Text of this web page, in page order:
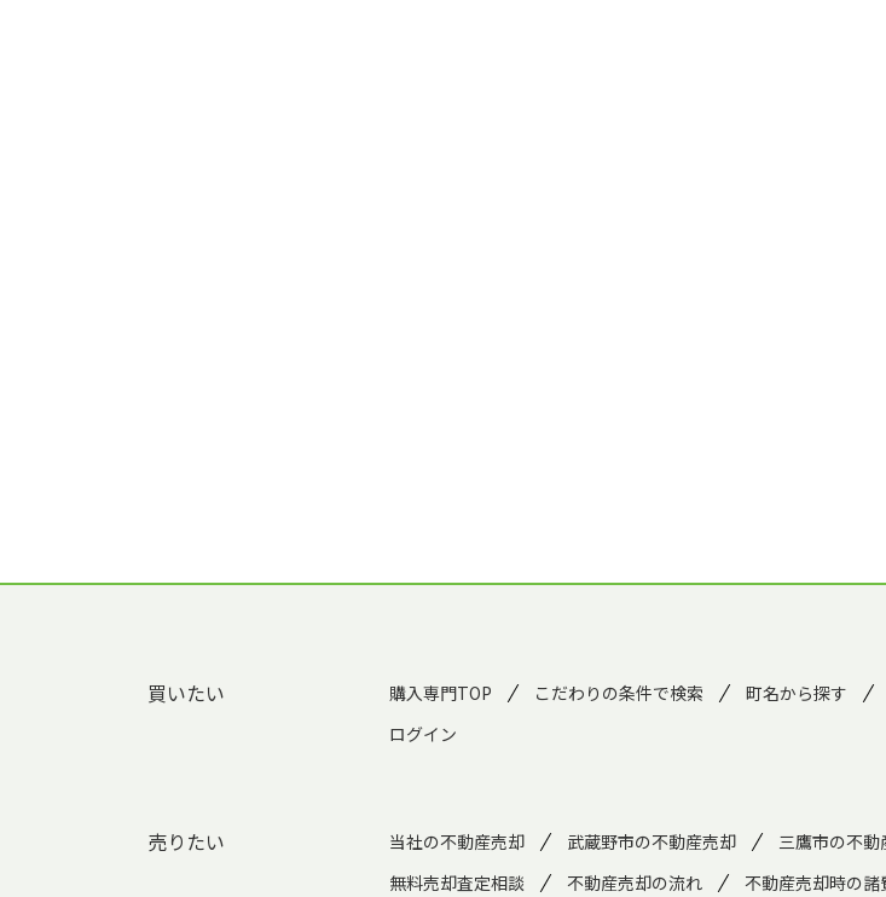
買いたい 購入専門TOP こだわりの条件で検索 町名から探す
ログイン
売りたい 当社の不動産売却 武蔵野市の不動産売却 三鷹市の不動
無料売却査定相談
不動産売却の流れ 不動産売却時の諸